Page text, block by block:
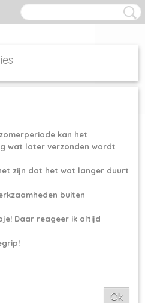
Chunky Monkey
- Smoke
kan het
wat later verzonden wordt
zijn dat het wat langer duurt
buiten
Daar reageer ik altijd
Ok